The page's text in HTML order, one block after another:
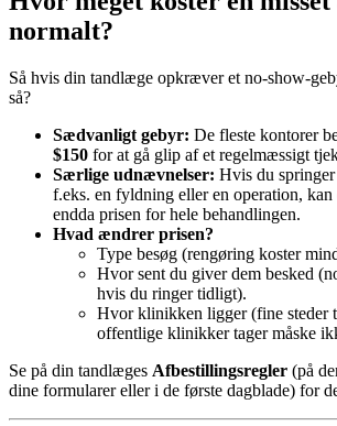
normalt?
Så hvis din tandlæge opkræver et no-show-
så?
Sædvanligt gebyr: De fleste kontorer
$150 for at gå glip af et regelmæssigt
Særlige udnævnelser: Hvis du
f.eks. en fyldning eller en operation, kan
endda prisen for hele behandlingen.
Hvad ændrer prisen?
Type besøg (rengøring koster
Hvor sent du giver dem besked
hvis du ringer tidligt).
Hvor klinikken ligger (fine steder
offentlige klinikker tager måske
Se på din tandlæges Afbestillingsregler (på
dine formularer eller i de første dagblade) for